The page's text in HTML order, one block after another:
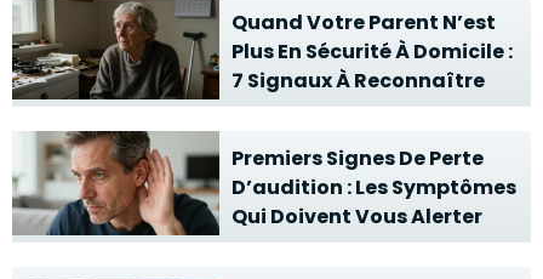
Quand Votre Parent N’est
Plus En Sécurité À Domicile :
7 Signaux À Reconnaître
Premiers Signes De Perte
D’audition : Les Symptômes
Qui Doivent Vous Alerter